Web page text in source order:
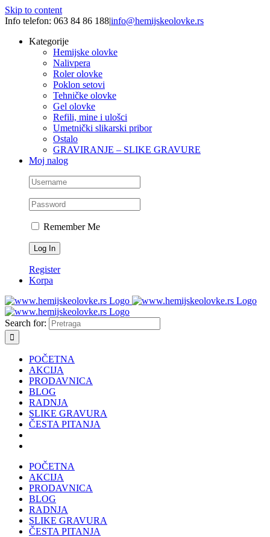
Skip to content
Info telefon: 063 84 86 188|info@hemijskeolovke.rs
Kategorije
Hemijske olovke
Nalivpera
Roler olovke
Poklon setovi
Tehničke olovke
Gel olovke
Refili, mine i ulošci
Umetnički slikarski pribor
Ostalo
GRAVIRANJE – SLIKE GRAVURE
Moj nalog
Remember Me
Register
Korpa
Search for:
POČETNA
AKCIJA
PRODAVNICA
BLOG
RADNJA
SLIKE GRAVURA
ČESTA PITANJA
POČETNA
AKCIJA
PRODAVNICA
BLOG
RADNJA
SLIKE GRAVURA
ČESTA PITANJA